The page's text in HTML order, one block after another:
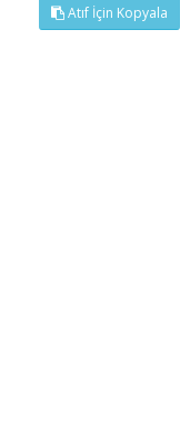
Atıf İçin Kopyala